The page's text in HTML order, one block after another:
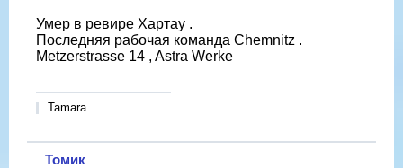
Умер в ревире Хартау .
Последняя рабочая команда Chemnitz .
Metzerstrasse 14 , Astra Werke
Tamara
Томик